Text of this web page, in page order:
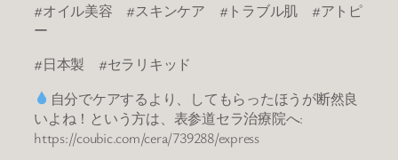
#オイル美容 #スキンケア #トラブル肌 #アトピ
ー
#日本製 #セラリキッド
自分でケアするより、してもらったほうが断然良
いよね！という方は、表参道セラ治療院へ:
https://coubic.com/cera/739288/express